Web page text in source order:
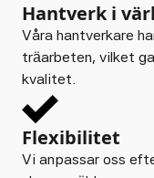
Hantverk i
Våra hantverkare
träarbeten, vilket
kvalitet.
Flexibilitet
Vi anpassar oss